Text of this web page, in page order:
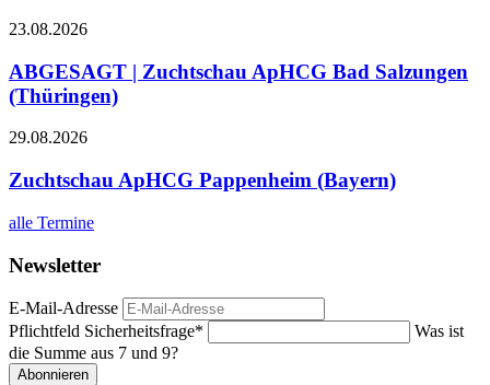
23.08.2026
ABGESAGT | Zuchtschau ApHCG Bad Salzungen
(Thüringen)
29.08.2026
Zuchtschau ApHCG Pappenheim (Bayern)
alle Termine
Newsletter
E-Mail-Adresse
Pflichtfeld Sicherheitsfrage*
Was ist
die Summe aus 7 und 9?
Abonnieren